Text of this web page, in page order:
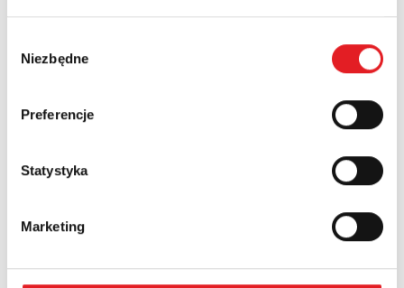
zgody
Niezbędne
Preferencje
Statystyka
Marketing
Phone: